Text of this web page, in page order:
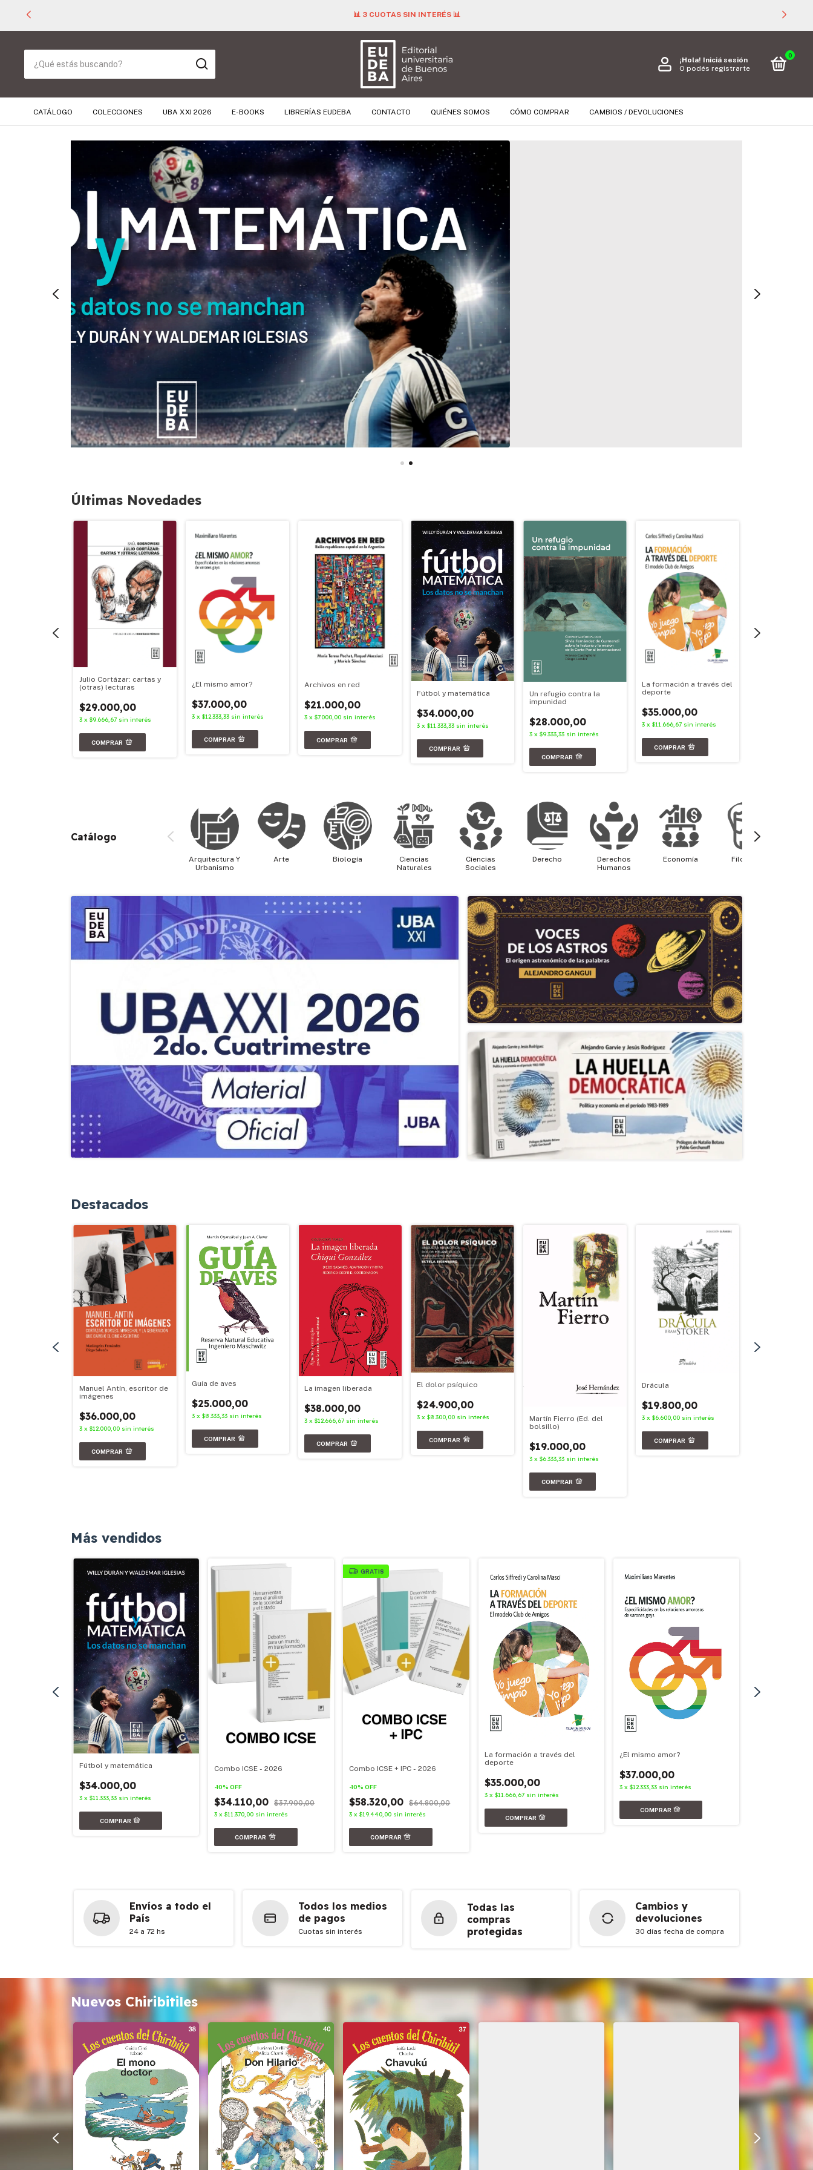
📊 3 CUOTAS SIN INTERÉS 📊
¡Hola! Iniciá sesión
O podés registrarte
0
CATÁLOGO COLECCIONES UBA XXI 2026 E-BOOKS LIBRERÍAS EUDEBA CONTACTO QUIÉNES SOMOS CÓMO COMPRAR CAMBIOS / DEVOLUCIONES
Últimas Novedades
Julio Cortázar: cartas y
(otras) lecturas
$29.000,00
3 x $9.666,67 sin interés
¿El mismo amor?
$37.000,00
3 x $12.333,33 sin interés
Archivos en red
$21.000,00
3 x $7.000,00 sin interés
Fútbol y matemática
$34.000,00
3 x $11.333,33 sin interés
Un refugio contra la
impunidad
$28.000,00
3 x $9.333,33 sin interés
La formación a través del
deporte
$35.000,00
3 x $11.666,67 sin interés
Catálogo
Arquitectura Y
Urbanismo
Arte Biología
Ciencias
Naturales
Ciencias
Sociales
Derecho
Derechos
Humanos
Economía Filosofía
Destacados
Manuel Antín, escritor de
imágenes
$36.000,00
3 x $12.000,00 sin interés
Guía de aves
$25.000,00
3 x $8.333,33 sin interés
La imagen liberada
$38.000,00
3 x $12.666,67 sin interés
El dolor psíquico
$24.900,00
3 x $8.300,00 sin interés
Martín Fierro (Ed. del
bolsillo)
$19.000,00
3 x $6.333,33 sin interés
Drácula
$19.800,00
3 x $6.600,00 sin interés
Más vendidos
Fútbol y matemática
$34.000,00
3 x $11.333,33 sin interés
Combo ICSE - 2026
-10%OFF
$34.110,00 $37.900,00
3 x$11.370,00 sin interés
GRATIS
Combo ICSE + IPC - 2026
-10%OFF
$58.320,00 $64.800,00
3 x$19.440,00 sin interés
La formación a través del
deporte
$35.000,00
3 x $11.666,67 sin interés
¿El mismo amor?
$37.000,00
3 x $12.333,33 sin interés
Envíos a todo el
País
24 a 72 hs
Todos los medios
de pagos
Cuotas sin interés
Todas las
compras
protegidas
Cambios y
devoluciones
30 días fecha de compra
Nuevos Chiribitiles